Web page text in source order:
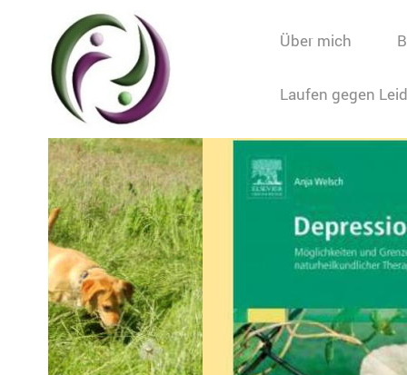
Über mich
Laufen gegen